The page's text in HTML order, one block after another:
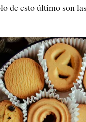
de esto último son